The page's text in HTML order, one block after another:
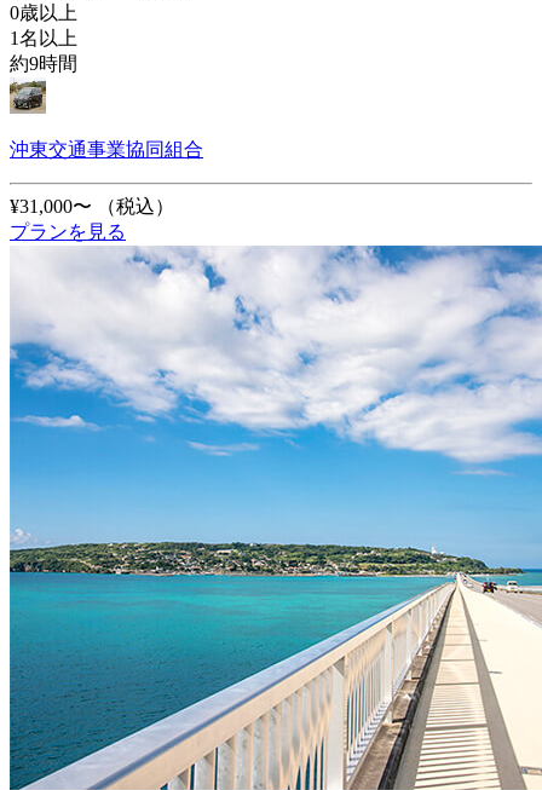
0歳以上
1名以上
約9時間
沖東交通事業協同組合
¥31,000〜
（税込）
プランを見る